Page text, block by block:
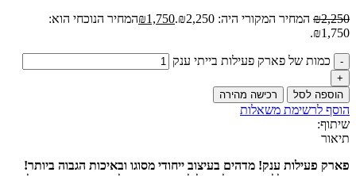
₪2,250 המחיר המקורי היה: ₪2,250. ₪1,750
המחיר הנוכחי הוא:
₪1,750.
כמות של פארק פעילות בייתי ענק
הוספה לסל רכישה מהירה
הוסף לרשימת משאלות
שיתוף:
תיאור
פארק פעילות ענק! מדהים בעיצוב ייחודי מסוגו ובאיכות הגבוה ביותר!